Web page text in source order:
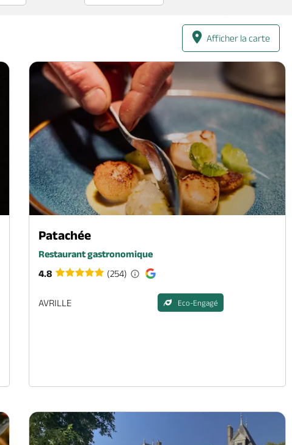
Afficher la carte
Patachée
Restaurant gastronomique
4.8
(254)
AVRILLE Eco-Engagé